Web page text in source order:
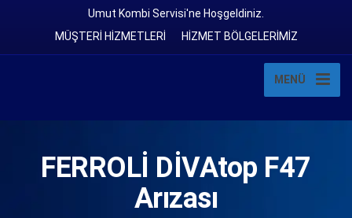
Umut Kombi Servisi'ne Hoşgeldiniz.
MÜŞTERİ HİZMETLERİ
HİZMET BÖLGELERİMİZ
MENÜ
FERROLİ DİVAtop F47
Arızası